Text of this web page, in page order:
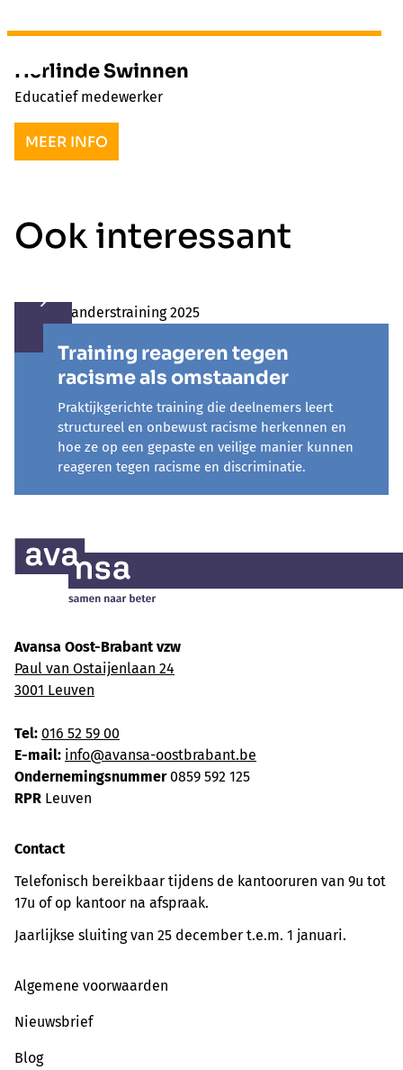
Herlinde Swinnen
Educatief medewerker
MEER INFO
Ook interessant
Training reageren tegen
racisme als omstaander
Praktijkgerichte training die deelnemers leert
structureel en onbewust racisme herkennen en
hoe ze op een gepaste en veilige manier kunnen
reageren tegen racisme en discriminatie.
Avansa Oost-Brabant vzw
Paul van Ostaijenlaan 24
3001 Leuven
Tel: 016 52 59 00
E-mail: info@avansa-oostbrabant.be
Ondernemingsnummer0859 592 125
RPR Leuven
Contact
Telefonisch bereikbaar tijdens de kantooruren van 9u tot
17u of op kantoor na afspraak.
Jaarlijkse sluiting van 25 december t.e.m. 1 januari.
Algemene voorwaarden
Nieuwsbrief
Blog